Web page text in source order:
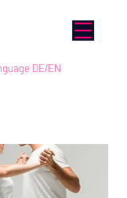
DE/EN